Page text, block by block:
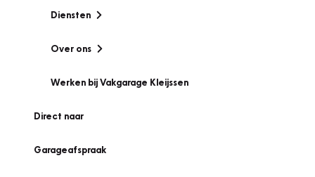
Diensten
Over ons
Werken bij Vakgarage Kleijssen
Direct naar
Garageafspraak